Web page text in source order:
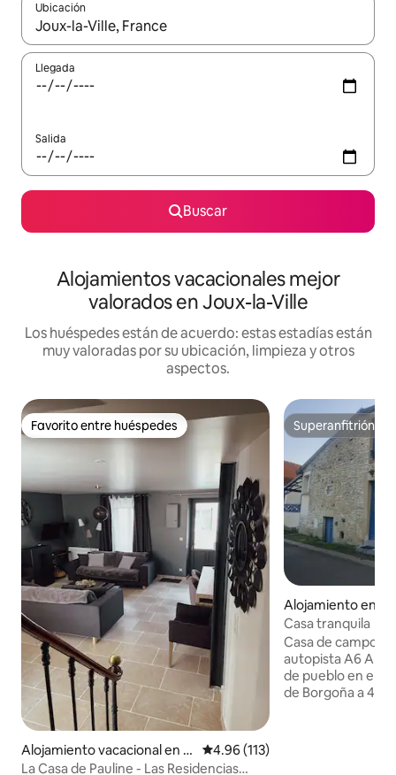
Ubicación
Cuando los resultados estén disponibles, navega con las
Llegada
Salida
Buscar
Alojamientos vacacionales mejor
valorados en Joux-la-Ville
Los huéspedes están de acuerdo: estas estadías están
muy valoradas por su ubicación, limpieza y otros
aspectos.
Favorito entre huéspedes
Favorito entre huéspedes
Alojamiento vacacional en P
réhy
Calificación promedio: 4.96 de
4.96 (113)
La Casa de Pauline - Las Residencias
Superanfitrión
Superanfitrión
Alojamiento en
Casa tranquila
Casa de campo a
autopista A6 A
de pueblo en el
de Borgoña a 4